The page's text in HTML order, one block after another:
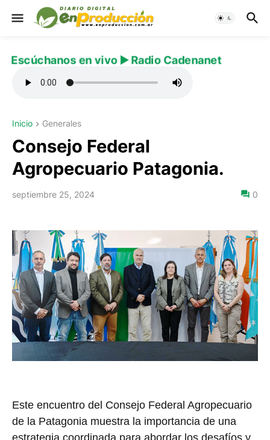
Escúchanos en vivo ▶️ Radio Cadenanet
Inicio Generales
Consejo Federal
Agropecuario Patagonia.
septiembre 25, 2024 0
Este encuentro del Consejo Federal Agropecuario
de la Patagonia muestra la importancia de una
estrategia coordinada para abordar los desafíos y